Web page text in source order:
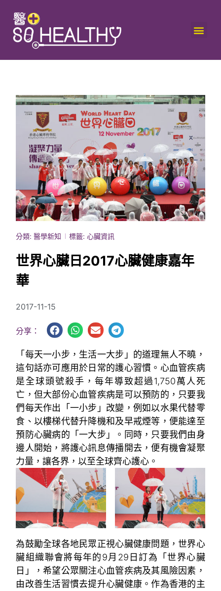
分類: 醫學新知 標籤: 心臟資訊
世界心臟日2017心臟健康嘉年
華
2017-11-15
分享：
「每天一小步，生活一大步」的道理無人不曉，
這句話亦可應用於日常的護心習慣。心血管疾病
是全球頭號殺手，每年導致超過1,750萬人死
亡，但大部份心血管疾病是可以預防的，只要我
們每天作出「一小步」改變，例如以水果代替零
食、以樓梯代替升降機和及早戒煙等，便能達至
預防心臟病的「一大步」。同時，只要我們由身
邊人開始，將護心訊息傳播開去，便有機會凝聚
力量，讓各界，以至全球齊心護心。
為鼓勵全球各地民眾正視心臟健康問題，世界心
臟組織聯會將每年的9月29日訂為「世界心臟
日」，希望公眾關注心血管疾病及其風險因素，
由改善生活習慣去提升心臟健康。作為香港的主